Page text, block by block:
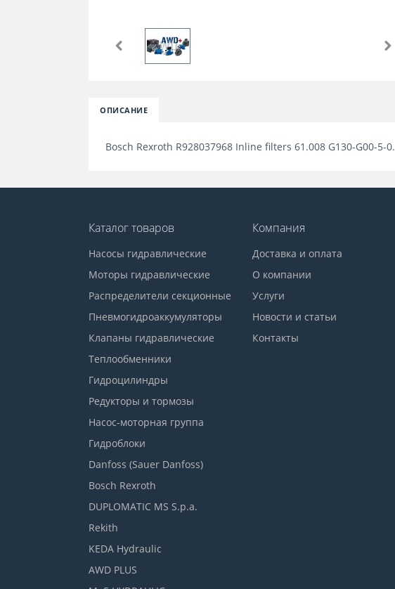
ОПИСАНИЕ
Bosch Rexroth R928037968 Inline filters 61.008 G130-G00-5-0.
Каталог товаров
Насосы гидравлические
Моторы гидравлические
Распределители секционные
Пневмогидроаккумуляторы
Клапаны гидравлические
Теплообменники
Гидроцилиндры
Редукторы и тормозы
Насос-моторная группа
Гидроблоки
Danfoss (Sauer Danfoss)
Bosch Rexroth
DUPLOMATIC MS S.p.a.
Rekith
KEDA Hydraulic
AWD PLUS
Компания
Доставка и оплата
О компании
Услуги
Новости и статьи
Контакты